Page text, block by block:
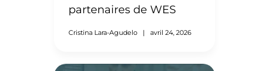
partenaires de WES
Cristina Lara-Agudelo | avril 24, 2026